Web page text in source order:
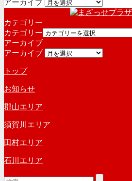
アーカイブ
カテゴリー
カテゴリー
アーカイブ
アーカイブ
トップ
お知らせ
郡山エリア
須賀川エリア
田村エリア
石川エリア